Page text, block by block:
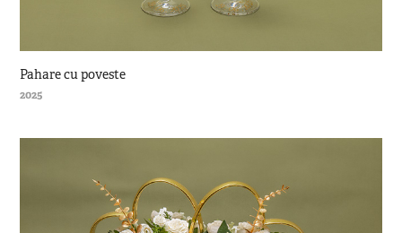
Pahare cu poveste
2025